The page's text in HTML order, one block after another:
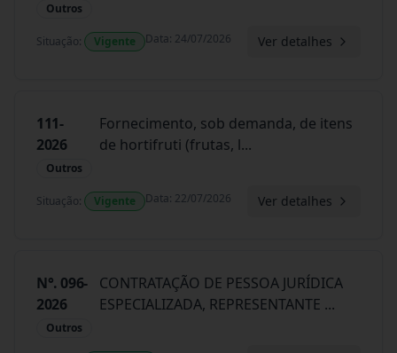
Outros
Situação: Vigente Data: 24/07/2026 Ver detalhes
111-
2026
Outros
Fornecimento, sob demanda, de itens
de hortifruti (frutas, l...
Situação: Vigente Data: 22/07/2026 Ver detalhes
N°. 096-
2026
Outros
CONTRATAÇÃO DE PESSOA JURÍDICA
ESPECIALIZADA, REPRESENTANTE ...